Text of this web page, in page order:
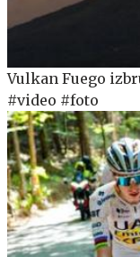
Vulkan Fuego
#video #foto